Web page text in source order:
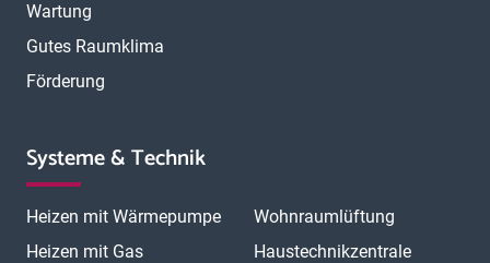
Wartung
Gutes Raumklima
Förderung
Systeme & Technik
Heizen mit Wärmepumpe
Heizen mit Gas
Wohnraumlüftung
Haustechnikzentrale